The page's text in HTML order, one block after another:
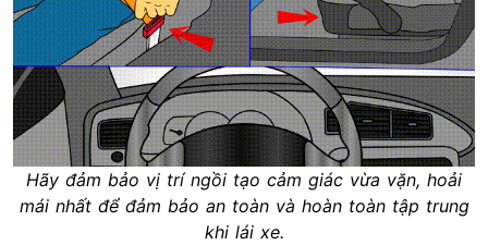
Hãy đảm bảo vị trí ngồi tạo cảm giác vừa vặn, hoải
mái nhất để đảm bảo an toàn và hoàn toàn tập trung
khi lái xe.